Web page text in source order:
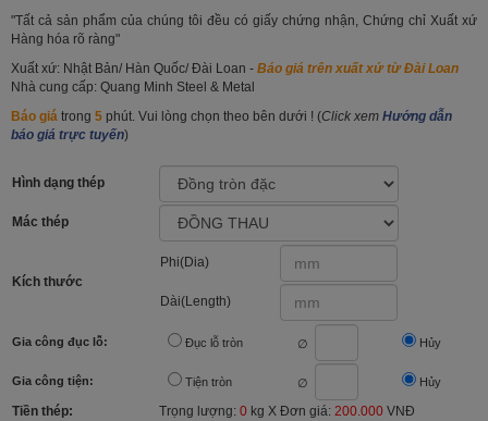
"Tất cả sản phẩm của chúng tôi đều có giấy chứng nhận, Chứng chỉ Xuất xứ
Hàng hóa rõ ràng"
Xuất xứ: Nhật Bản/ Hàn Quốc/ Đài Loan - Báo giá trên xuất xứ từ Đài Loan
Nhà cung cấp: Quang Minh Steel & Metal
Báo giá trong 5 phút. Vui lòng chọn theo bên dưới ! (Click xem Hướng dẫn
báo giá trực tuyến)
Hình dạng thép
Mác thép
Kích thước
Phi(Dia)
Dài(Length)
Gia công đục lỗ: Đục lỗ tròn ∅ Hủy
Gia công tiện: Tiện tròn ∅ Hủy
Tiền thép: Trọng lượng: 0 kg X Đơn giá: 200.000 VNĐ